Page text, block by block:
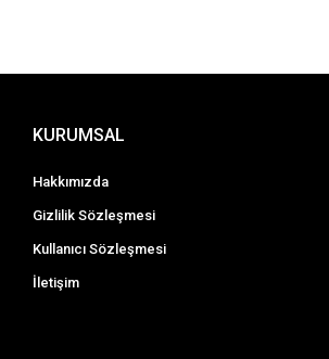
KURUMSAL
Hakkımızda
Gizlilik Sözleşmesi
Kullanıcı Sözleşmesi
İletişim